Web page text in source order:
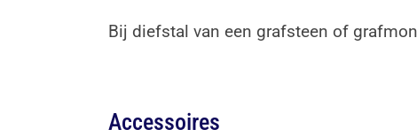
Bij diefstal van een grafsteen of
Accessoires